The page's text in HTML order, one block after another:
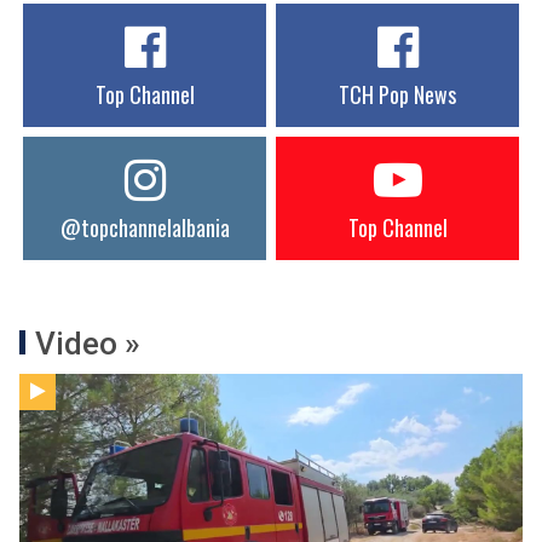
Top Channel TCH Pop News
@topchannelalbania Top Channel
Video »